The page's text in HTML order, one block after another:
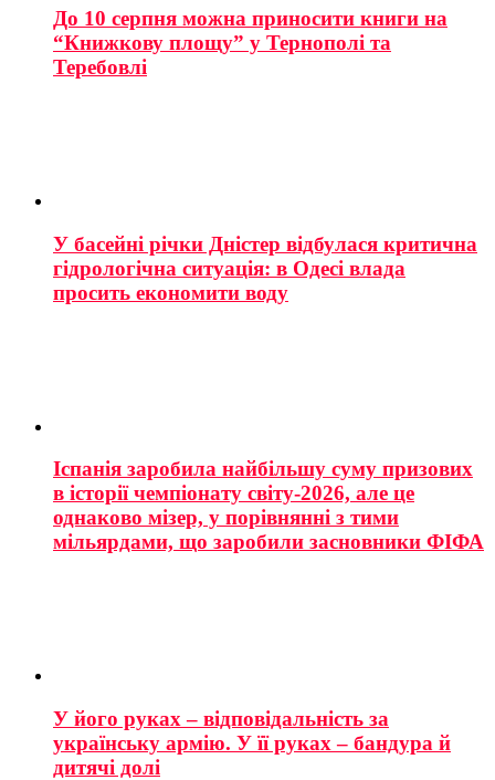
До 10 серпня можна приносити книги на
“Книжкову площу” у Тернополі та
Теребовлі
У басейні річки Дністер відбулася критична
гідрологічна ситуація: в Одесі влада
просить економити воду
Іспанія заробила найбільшу суму призових
в історії чемпіонату світу-2026, але це
однаково мізер, у порівнянні з тими
мільярдами, що заробили засновники ФІФА
У його руках – відповідальність за
українську армію. У її руках – бандура й
дитячі долі